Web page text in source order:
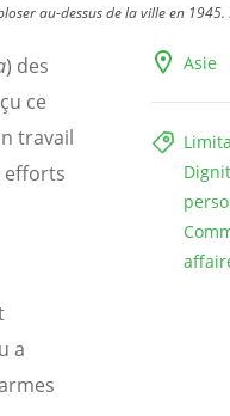
au-dessus de la ville en 1945.
Asie
) des
ce
travail
efforts
a